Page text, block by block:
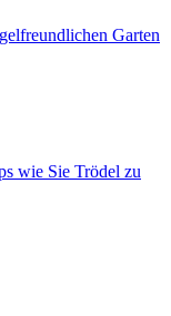
Garten
wie Sie Trödel zu